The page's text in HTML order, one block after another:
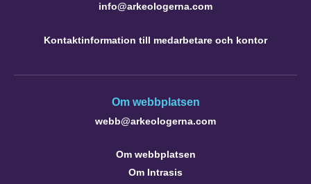
info@arkeologerna.com
Kontaktinformation till medarbetare och kontor
Om webbplatsen
webb@arkeologerna.com
Om webbplatsen
Om Intrasis